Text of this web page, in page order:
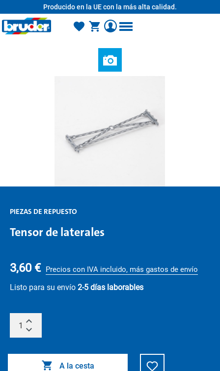
Producido en la UE con la más alta calidad.
PIEZAS DE REPUESTO
Tensor de laterales
3,60 € Precios con IVA incluido, más gastos de envío
Listo para su envío 2-5 días laborables
A la cesta